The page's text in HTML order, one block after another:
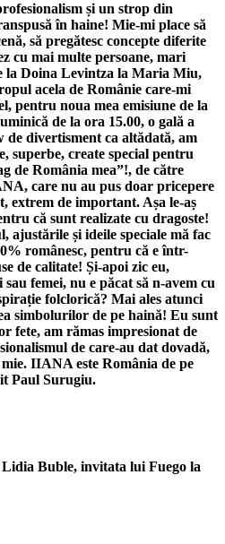
și un strop din
în haine! Mie-mi place să
să pregătesc concepte diferite
cu mai multe persoane, mari
la Doina Levintza la Maria Miu,
acela de Românie care-mi
pentru noua mea emisiune de la
de la ora 15.00, o gală a
divertisment ca altădată, am
superbe, create special pentru
de România mea”!, de către
care nu au pus doar pricepere
extrem de important. Așa le-aș
că sunt realizate cu dragoste!
ajustările și ideile speciale mă fac
românesc, pentru că e într-
de calitate! Și-apoi zic eu,
femei, nu e păcat să n-avem cu
folclorică? Mai ales atunci
simbolurilor de pe haină! Eu sunt
fete, am rămas impresionat de
de care-au dat dovadă,
IIANA este România de pe
Paul Surugiu.
Buble, invitata lui Fuego la